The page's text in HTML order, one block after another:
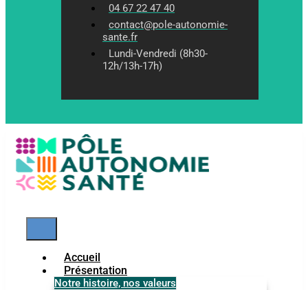
04 67 22 47 40
contact@pole-autonomie-
sante.fr
Lundi-Vendredi (8h30-
12h/13h-17h)
Accueil
Présentation
Notre histoire, nos valeurs